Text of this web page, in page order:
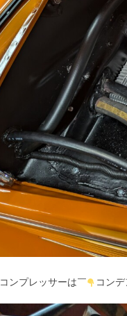
コンプレッサーは￣ コン